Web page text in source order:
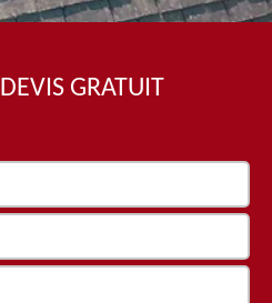
DEVIS GRATUIT